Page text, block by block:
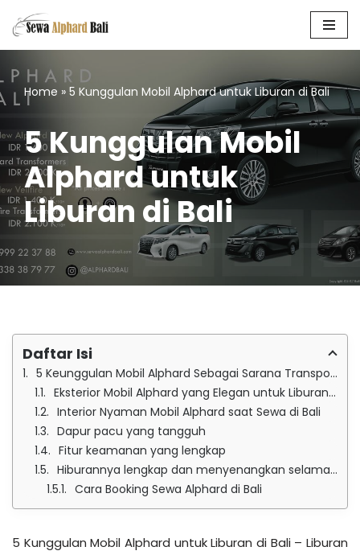
content
Home » 5 Kunggulan Mobil Alphard untuk Liburan di Bali
5 Kunggulan Mobil
Alphard untuk
Liburan di Bali
Daftar Isi
5 Keunggulan Mobil Alphard Sebagai Sarana Transportasi Nyaman di Bali
Eksterior Mobil Alphard yang Elegan untuk Liburan di Bali
Interior Nyaman Mobil Alphard saat Sewa di Bali
Dapur pacu yang tangguh
Fitur keamanan yang lengkap
Hiburannya lengkap dan menyenangkan selama perjalanan
Cara Booking Sewa Alphard di Bali
5 Kunggulan Mobil Alphard untuk Liburan di Bali – Liburan